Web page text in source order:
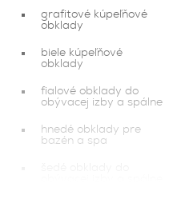
grafitové kúpeľňové
obklady
biele kúpeľňové
obklady
fialové obklady do
obývacej izby a spálne
hnedé obklady pre
bazén a spa